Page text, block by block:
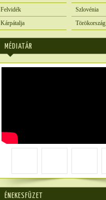
Felvidék
Szlovénia
Kárpátalja
Törökország
MÉDIATÁR
ÉNEKESFÜZET